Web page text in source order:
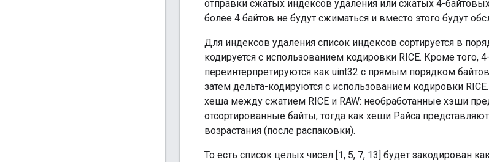
отправки сжатых индексов удаления или сжатых 4-
более 4 байтов не будут сжиматься и вместо этого будут
Для индексов удаления список индексов сортируется в
кодируется с использованием кодировки RICE. Кроме
переинтерпретируются как uint32 с прямым порядком
затем дельта-кодируются с использованием кодировки
хеша между сжатием RICE и RAW: необработанные хэши
отсортированные байты, тогда как хеши Райса
возрастания (после распаковки).
То есть список целых чисел [1, 5, 7, 13] будет закодирован